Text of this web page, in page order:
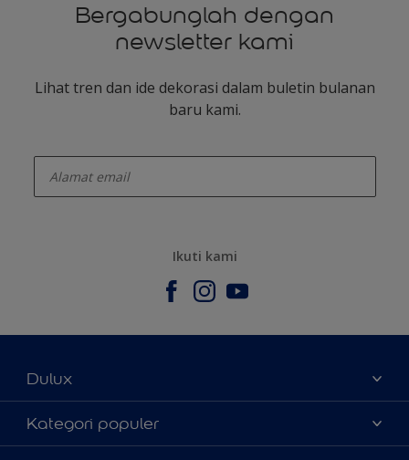
Bergabunglah dengan
newsletter kami
Lihat tren dan ide dekorasi dalam buletin bulanan
baru kami.
Ikuti kami
Dulux
Tentang Kami
Contact us
Kategori populer